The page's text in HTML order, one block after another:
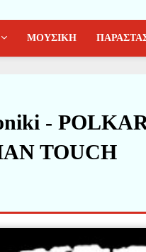
ΜΟΥΣΙΚΗ
-
TOUCH